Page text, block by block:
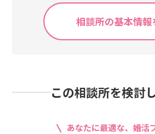
相談所の基本情報
この相談所を検討
あなたに最適な、婚活